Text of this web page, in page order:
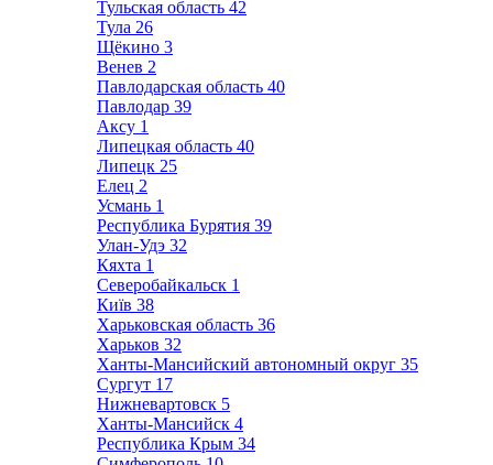
Тульская область 42
Тула 26
Щёкино 3
Венев 2
Павлодарская область 40
Павлодар 39
Аксу 1
Липецкая область 40
Липецк 25
Елец 2
Усмань 1
Республика Бурятия 39
Улан-Удэ 32
Кяхта 1
Северобайкальск 1
Київ 38
Харьковская область 36
Харьков 32
Ханты-Мансийский автономный округ 35
Сургут 17
Нижневартовск 5
Ханты-Мансийск 4
Республика Крым 34